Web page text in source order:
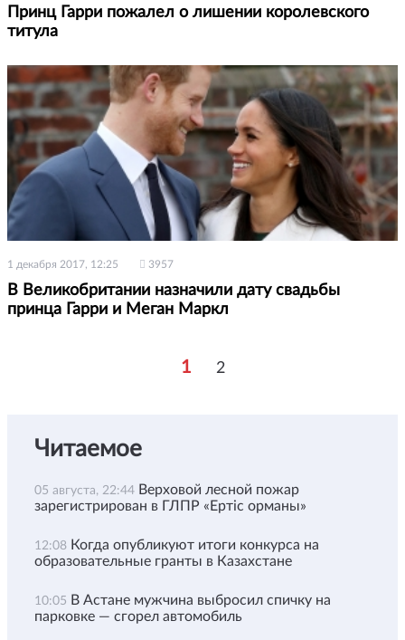
Принц Гарри пожалел о лишении королевского
титула
1 декабря 2017, 12:25 3957
В Великобритании назначили дату свадьбы
принца Гарри и Меган Маркл
1 2
Читаемое
05 августа, 22:44 Верховой лесной пожар
зарегистрирован в ГЛПР «Ертіс орманы»
12:08 Когда опубликуют итоги конкурса на
образовательные гранты в Казахстане
10:05 В Астане мужчина выбросил спичку на
парковке — сгорел автомобиль